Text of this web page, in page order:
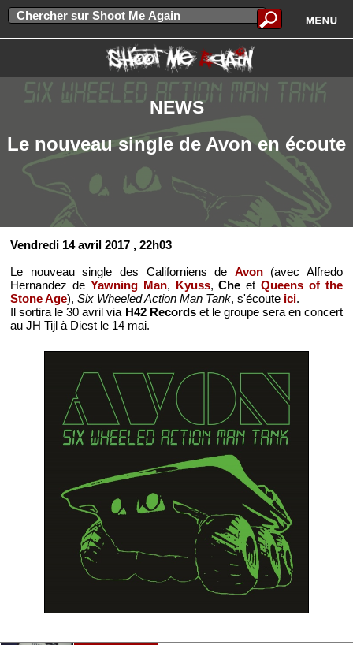
NEWS
Le nouveau single de Avon en écoute
Vendredi 14 avril 2017 , 22h03
Le nouveau single des Californiens de Avon(avec Alfredo
Hernandez deYawning Man, Kyuss,Che etQueens of the
Stone Age),Six Wheeled Action Man Tank, s'écoute ici.
Il sortira le 30 avril via H42 Recordset le groupe sera en concert
au JH Tijl à Diest le 14 mai.